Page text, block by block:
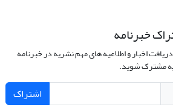
خبرنامه
اخبار و اطلاعیه های مهم نشریه در خبرنامه
مشترک شوید.
اشتراک